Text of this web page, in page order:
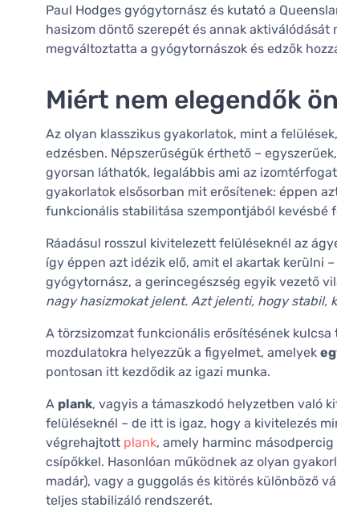
Paul Hodges gyógytornász és kutató a
hasizom döntő szerepét és annak
megváltoztatta a gyógytornászok és edzők
Miért nem elegendők
Az olyan klasszikus gyakorlatok, mint a
edzésben. Népszerűségük érthető –
gyorsan láthatók, legalábbis ami az
gyakorlatok elsősorban mit erősítenek: éppen
funkcionális stabilitása szempontjából kevésbé
Ráadásul rosszul kivitelezett felüléseknél az
így éppen azt idézik elő, amit el akartak kerülni
gyógytornász, a gerincegészség egyik vezető
nagy hasizmokat jelent. Azt jelenti, hogy stabil,
A törzsizomzat funkcionális erősítésének
mozdulatokra helyezzük a figyelmet, amelyek
pontosan itt kezdődik az igazi munka.
A plank, vagyis a támaszkodó helyzetben való
felüléseknél – de itt is igaz, hogy a kivitelezés
végrehajtott plank, amely harminc
csípőkkel. Hasonlóan működnek az olyan
madár), vagy a guggolás és kitörés különböző
teljes stabilizáló rendszerét.